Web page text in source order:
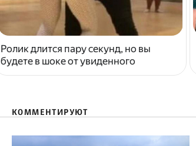
Ролик длится пару секунд, но вы
будете в шоке от увиденного
КОММЕНТИРУЮТ